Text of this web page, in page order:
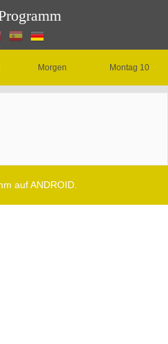
Morgen Montag 10
auf ANDROID.